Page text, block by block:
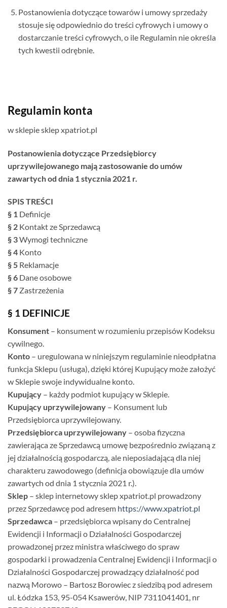
Postanowienia dotyczące towarów i umowy sprzedaży
stosuje się odpowiednio do treści cyfrowych i umowy o
dostarczanie treści cyfrowych, o ile Regulamin nie określa
tych kwestii odrębnie.
Regulamin konta
w sklepie sklep xpatriot.pl
Postanowienia dotyczące Przedsiębiorcy
uprzywilejowanego mają zastosowanie do umów
zawartych od dnia 1 stycznia 2021 r.
SPIS TREŚCI
§ 1 Definicje
§ 2 Kontakt ze Sprzedawcą
§ 3Wymogi techniczne
§ 4 Konto
§ 5 Reklamacje
§ 6 Dane osobowe
§ 7 Zastrzeżenia
§ 1 DEFINICJE
Konsument – konsument w rozumieniu przepisów Kodeksu
cywilnego.
Konto – uregulowana w niniejszym regulaminie nieodpłatna
funkcja Sklepu (usługa), dzięki której Kupujący może założyć
w Sklepie swoje indywidualne konto.
Kupujący – każdy podmiot kupujący w Sklepie.
Kupujący uprzywilejowany – Konsument lub
Przedsiębiorca uprzywilejowany.
Przedsiębiorca uprzywilejowany – osoba fizyczna
zawierająca ze Sprzedawcą umowę bezpośrednio związaną z
jej działalnością gospodarczą, ale nieposiadającą dla niej
charakteru zawodowego (definicja obowiązuje dla umów
zawartych od dnia 1 stycznia 2021 r.).
Sklep – sklep internetowy sklep xpatriot.pl prowadzony
przez Sprzedawcę pod adresem https://www.xpatriot.pl
Sprzedawca – przedsiębiorca wpisany do Centralnej
Ewidencji i Informacji o Działalności Gospodarczej
prowadzonej przez ministra właściwego do spraw
gospodarki i prowadzenia Centralnej Ewidencji i Informacji o
Działalności Gospodarczej prowadzący działalność pod
nazwą Morowo – Bartosz Borowiec z siedzibą pod adresem
ul. Łódzka 153, 95-054 Ksawerów, NIP 7311041401, nr